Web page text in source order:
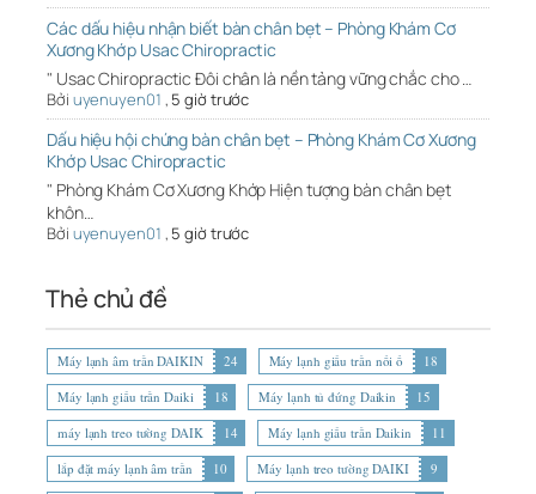
Các dấu hiệu nhận biết bàn chân bẹt – Phòng Khám Cơ
Xương Khớp Usac Chiropractic
" Usac Chiropractic Đôi chân là nền tảng vững chắc cho …
Bởi uyenuyen01 , 5 giờ trước
Dấu hiệu hội chứng bàn chân bẹt – Phòng Khám Cơ Xương
Khớp Usac Chiropractic
" Phòng Khám Cơ Xương Khớp Hiện tượng bàn chân bẹt
khôn…
Bởi uyenuyen01 , 5 giờ trước
Thẻ chủ đề
Máy lạnh âm trần DAIKIN 24 Máy lạnh giấu trần nối ố
18
Máy lạnh giấu trần Daiki
18 Máy lạnh tủ đứng Daikin
15
máy lạnh treo tường DAIK
14 Máy lạnh giấu trần Daikin
11
lắp đặt máy lạnh âm trần
10 Máy lạnh treo tường DAIKI
9